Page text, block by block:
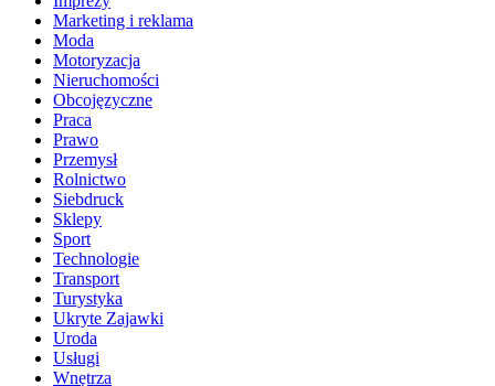
Marketing i reklama
Moda
Motoryzacja
Nieruchomości
Obcojęzyczne
Praca
Prawo
Przemysł
Rolnictwo
Siebdruck
Sklepy
Sport
Technologie
Transport
Turystyka
Ukryte Zajawki
Uroda
Usługi
Wnętrza